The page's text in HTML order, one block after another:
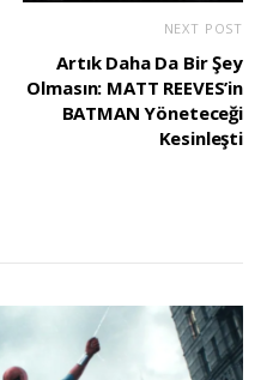
NEXT POST
Artık Daha Da Bir Şey
Olmasın: MATT REEVES’in
BATMAN Yöneteceği
Kesinleşti